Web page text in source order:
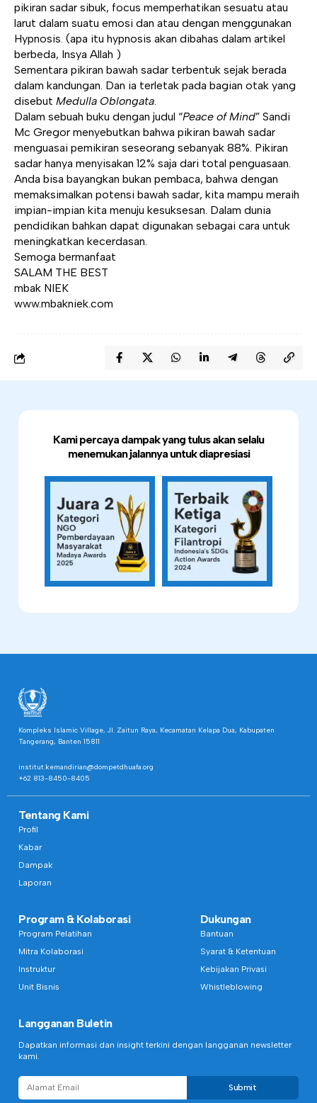
pikiran sadar sibuk, focus memperhatikan sesuatu atau
larut dalam suatu emosi dan atau dengan menggunakan
Hypnosis. (apa itu hypnosis akan dibahas dalam artikel
berbeda, Insya Allah )
Sementara pikiran bawah sadar terbentuk sejak berada
dalam kandungan. Dan ia terletak pada bagian otak yang
disebut Medulla Oblongata.
Dalam sebuah buku dengan judul “Peace of Mind” Sandi
Mc Gregor menyebutkan bahwa pikiran bawah sadar
menguasai pemikiran seseorang sebanyak 88%. Pikiran
sadar hanya menyisakan 12% saja dari total penguasaan.
Anda bisa bayangkan bukan pembaca, bahwa dengan
memaksimalkan potensi bawah sadar, kita mampu meraih
impian-impian kita menuju kesuksesan. Dalam dunia
pendidikan bahkan dapat digunakan sebagai cara untuk
meningkatkan kecerdasan.
Semoga bermanfaat
SALAM THE BEST
mbak NIEK
www.mbakniek.com
Kami percaya dampak yang tulus akan selalu
menemukan jalannya untuk diapresiasi
Kompleks Islamic Village, Jl. Zaitun Raya, Kecamatan Kelapa Dua, Kabupaten
Tangerang, Banten 15811
institut.kemandirian@dompetdhuafa.org
+62 813-8450-8405
Tentang Kami
Profil
Kabar
Dampak
Laporan
Program & Kolaborasi
Program Pelatihan
Mitra Kolaborasi
Instruktur
Unit Bisnis
Dukungan
Bantuan
Syarat & Ketentuan
Kebijakan Privasi
Whistleblowing
Langganan Buletin
Dapatkan informasi dan insight terkini dengan langganan newsletter
kami.
Submit